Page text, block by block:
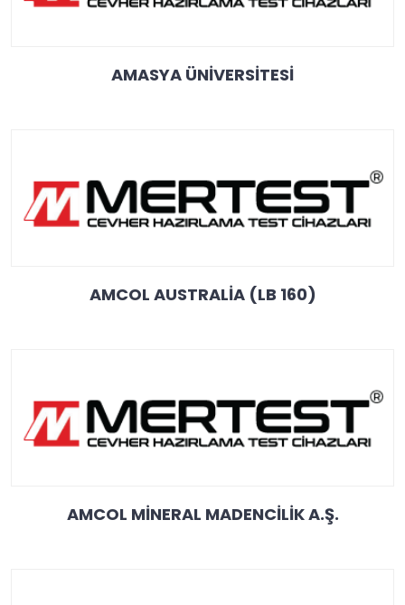
AMASYA ÜNİVERSİTESİ
AMCOL AUSTRALİA (LB 160)
AMCOL MİNERAL MADENCİLİK A.Ş.